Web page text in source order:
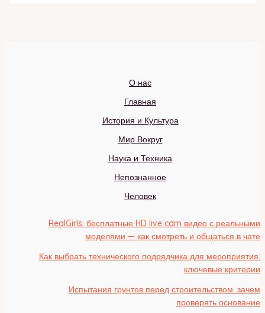
О нас
Главная
История и Культура
Мир Вокруг
Наука и Техника
Непознанное
Человек
RealGirls: бесплатные HD live cam видео с реальными
моделями — как смотреть и общаться в чате
Как выбрать технического подрядчика для мероприятия:
ключевые критерии
Испытания грунтов перед строительством: зачем
проверять основание